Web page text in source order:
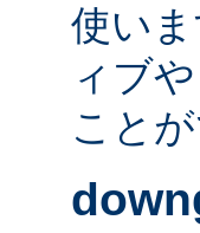
使い
ィブや
ことが